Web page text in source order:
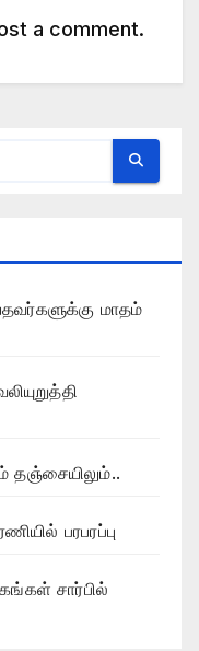
a comment.
மாதம்
தஞ்சையிலும்..
பரபரப்பு
சார்பில்